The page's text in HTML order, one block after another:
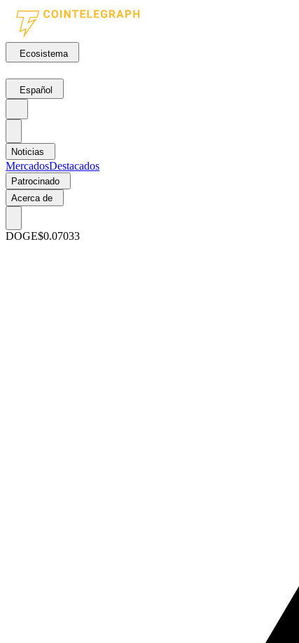
Ecosistema
Español
Noticias
MercadosDestacados
Patrocinado
Acerca de
DOGE$0.07033